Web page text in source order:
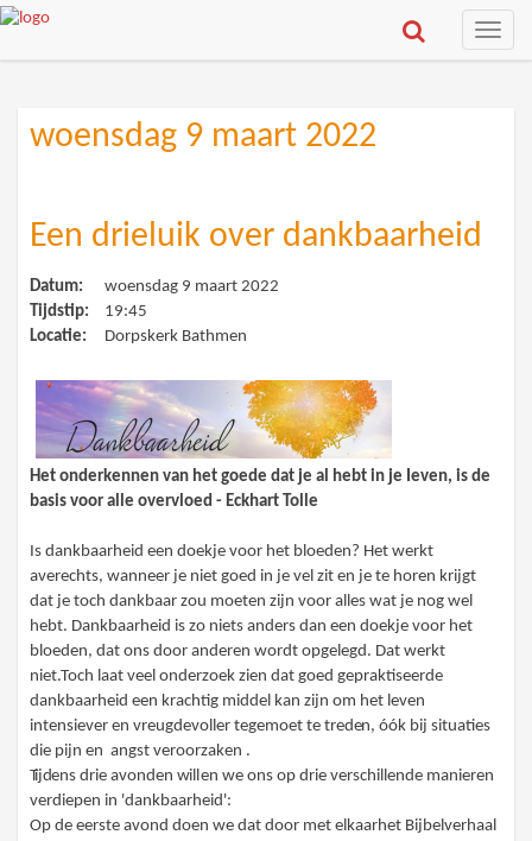
Toggle
woensdag 9 maart 2022
Een drieluik over dankbaarheid
Datum:
woensdag 9 maart 2022
Tijdstip:
19:45
Locatie:
Dorpskerk Bathmen
Het onderkennen van het goede dat je al hebt in je Ieven, is de
basis voor alle overvloed - Eckhart Tolle
Is dankbaarheid een doekje voor het bloeden? Het werkt
averechts, wanneer je niet goed in je vel zit en je te horen krijgt
dat je toch dankbaar zou moeten zijn voor alles wat je nog wel
hebt. Dankbaarheid is zo niets anders dan een doekje voor het
bloeden, dat ons door anderen wordt opgelegd. Dat werkt
niet.Toch laat veel onderzoek zien dat goed gepraktiseerde
dankbaarheid een krachtig middel kan zijn om het leven
intensiever en vreugdevollertegemoet te treden, óók bij situaties
die pijn en angst veroorzaken .
Tijdensdrie avonden willenweonsopdrie verschillende manieren
verdiepen in 'dankbaarheid':
Op de eerste avond doen we dat door met elkaarhet Bijbelverhaal